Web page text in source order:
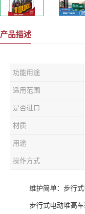
产品描述
功能用途
适用范围
是否进口
材质
用途
操作方式
维护简单：步行
步行式电动堆高